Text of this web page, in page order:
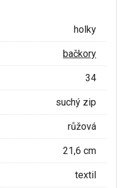
holky
bačkory
34
suchý zip
růžová
21,6 cm
textil